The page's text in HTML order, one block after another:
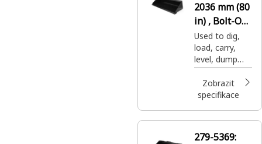
2036 mm (80
in) , Bolt-On
Cutting Edge
Used to dig,
load, carry,
level, dump
and grade in a
variety of
applications.
Zobrazit
specifikace
279-5369: